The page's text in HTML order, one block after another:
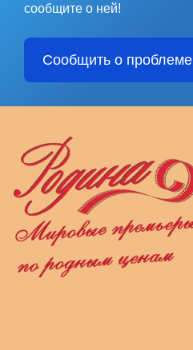
сообщите о ней!
Сообщить о проблеме